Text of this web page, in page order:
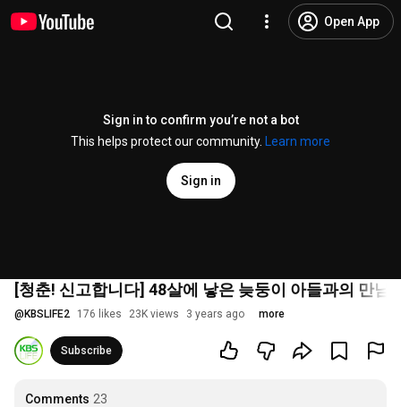
Open App
Sign in to confirm you’re not a bot
This helps protect our community.
Learn more
Sign in
[청춘! 신고합니다] 48살에 낳은 늦둥이 아들과의 만남
@ KBSLIFE2 176 likes 23K views 3 years ago more
Subscribe
Comments 23